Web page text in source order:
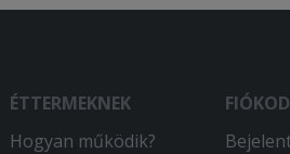
ÉTTERMEKNEK
Hogyan működik?
FIÓKOD